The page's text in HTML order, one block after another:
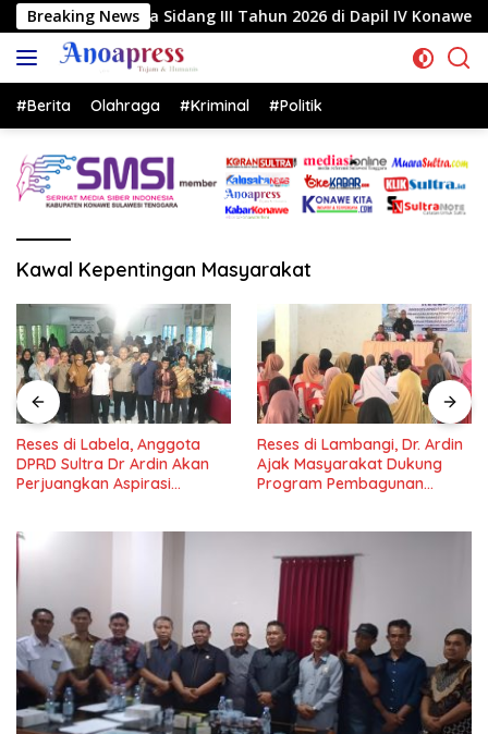
Langsung
ke
konten
Breaking News
Sidang III Tahun 2026 di Dapil IV Konawe Reses di
#Berita Olahraga #Kriminal #Politik
Kawal Kepentingan Masyarakat
Reses di Labela, Anggota
DPRD Sultra Dr Ardin Akan
Perjuangkan Aspirasi
Reses di Lambangi, Dr. Ardin
Ajak Masyarakat Dukung
Program Pembagunan